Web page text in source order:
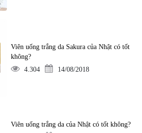
Viên uống trắng da Sakura của Nhật có tốt
không?
4.304
14/08/2018
Viên uống trắng da của Nhật có tốt không?